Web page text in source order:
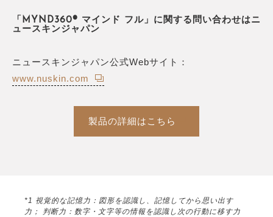
「MYND360® マインド フル」に関する問い合わせはニ
ュースキンジャパン
ニュースキンジャパン公式Webサイト：
www.nuskin.com
製品の詳細はこちら
*1 視覚的な記憶力：図形を認識し、記憶してから思い出す
力； 判断力：数字・文字等の情報を認識し次の行動に移す力